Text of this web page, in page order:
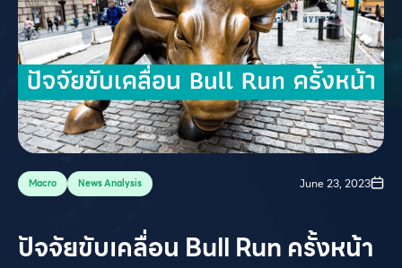
Macro News Analysis June 23, 2023
ปัจจัยขับเคลื่อน Bull Run ครั้งหน้า